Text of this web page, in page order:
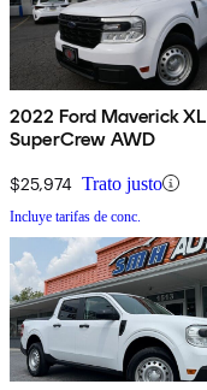
2022 Ford Maverick XL
SuperCrew AWD
$25,974 Trato justo
Incluye tarifas de conc.